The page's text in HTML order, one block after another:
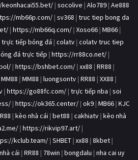
| socolive | Alo789 | Ae888
mb66p.com/ | sv368 | truc tiep bong da
| https://mb66q.com/ | Xoso66 | MB66 |
tiếp bóng đá | colatv | colatv truc tiep
đá trực tiếp | https://rr88co.net/ |
| https://bshbet.com/ | xx88 | RR88 |
MM88 | MM88 | luongsontv | RR88 | XX88 |
| https://go88fc.com/ | trực tiếp nba | soi
| https://ok365.center/ | ok9 | MB66 | KJC
| kèo nhà cái | bet88 | cakhiatv | kèo nhà
| https://rikvip97.art/ |
kclub.team/ | SHBET | xx88 | 8kbet |
cái | RR88 | 78win | bongdalu | nha cai uy